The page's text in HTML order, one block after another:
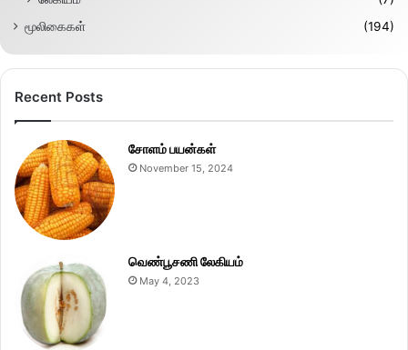
மூலிகைகள் (194)
Recent Posts
சோளம் பயன்கள்
November 15, 2024
வெண்பூசணி லேகியம்
May 4, 2023